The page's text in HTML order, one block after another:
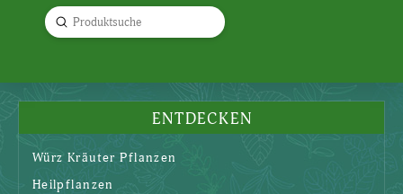
Search
Submit
ENTDECKEN
Würz Kräuter Pflanzen
Heilpflanzen